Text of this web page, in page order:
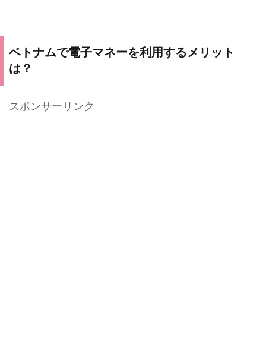
ベトナムで電子マネーを利用するメリット
は？
スポンサーリンク